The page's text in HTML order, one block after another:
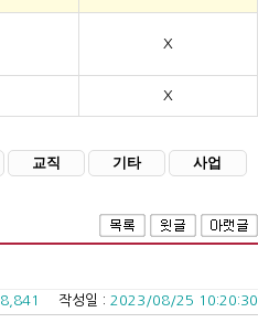
X
X
교직 기타 사업
8,841 작성일 : 2023/08/25 10:20:30